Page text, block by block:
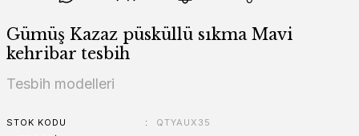
Gümüş Kazaz püsküllü sıkma Mavi
kehribar tesbih
Tesbih modelleri
STOK KODU
QTYAUX35